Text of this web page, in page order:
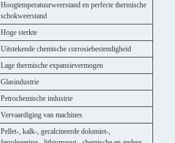
Hoogtemperatuurweerstand en perfecte thermische
schokweerstand
Hoge sterkte
Uitstekende chemische corrosiebestendigheid
Lage thermische expansievermogen
Glasindustrie
Petrochemische industrie
Vervaardiging van machines
Pellet-, kalk-, gecalcineerde dolomiet-,